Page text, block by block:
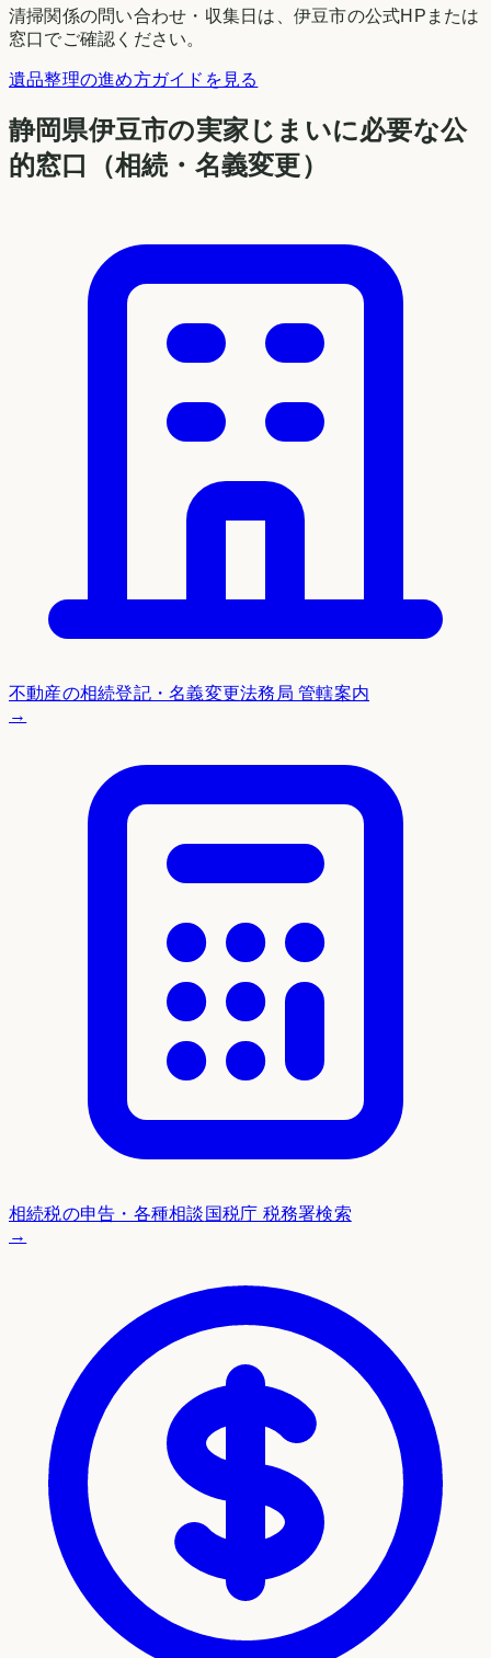
清掃関係の問い合わせ・収集日は、 伊豆市の公式HPまたは
窓口でご確認ください。
遺品整理の進め方ガイドを見る
静岡県伊豆市の実家じまいに必要な公
的窓口（相続・名義変更）
不動産の相続登記・名義変更法務局 管轄案内
→
相続税の申告・各種相談 国税庁 税務署検索
→